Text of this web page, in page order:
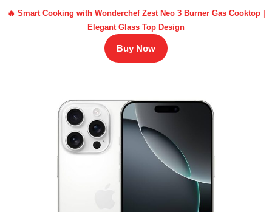
🔥 Smart Cooking with Wonderchef Zest Neo 3 Burner Gas Cooktop |
Elegant Glass Top Design
Buy Now